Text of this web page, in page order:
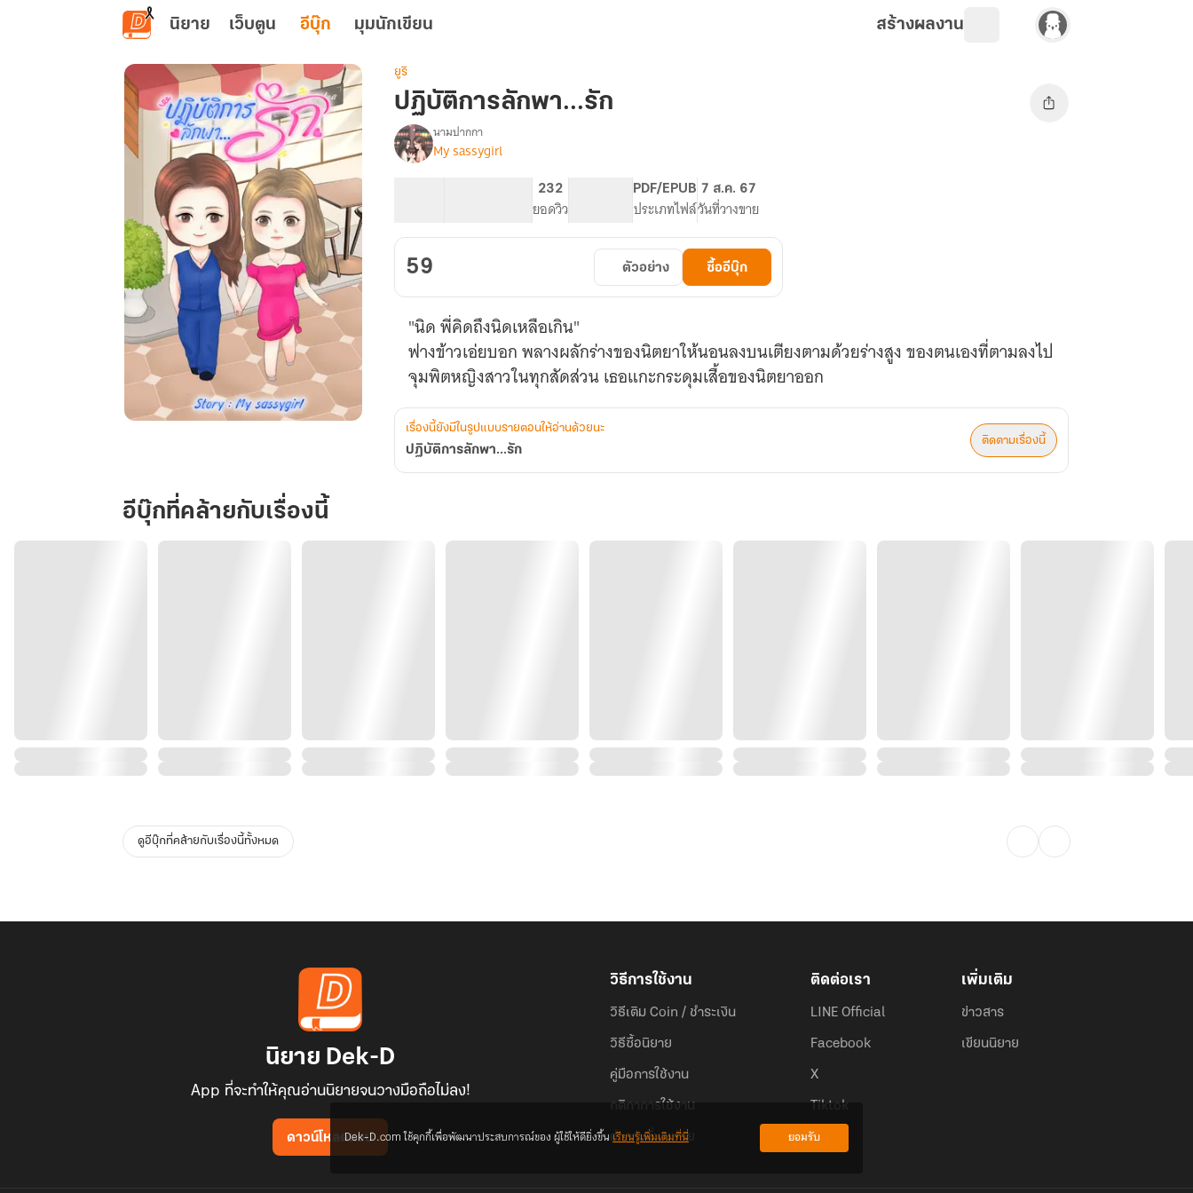
ข้ามไปยังเนื้อหาหลัก
นิยาย เว็บตูน อีบุ๊ก มุมนักเขียน สร้างผลงาน
ยูริ
ปฏิบัติการลักพา...รัก
เรื่อง
ปฏิบัติ
นามปากกา
My sassygirl
232
ยอดวิว
PDF/EPUB
ประเภทไฟล์
7 ส.ค. 67
วันที่วางขาย
59 ตัวอย่าง ซื้ออีบุ๊ก
"นิด พี่คิดถึงนิดเหลือเกิน"
ฟางข้าวเอ่ยบอก พลางผลักร่างของนิตยาให้นอนลงบนเตียงตามด้วยร่างสูง ของตนเองที่ตามลงไป
จุมพิตหญิงสาวในทุกสัดส่วน เธอแกะกระดุมเสื้อของนิตยาออก
เรื่องนี้ยังมีในรูปแบบรายตอนให้อ่านด้วยนะ
ปฏิบัติการลักพา...รัก
ติดตามเรื่องนี้
อีบุ๊กที่คล้ายกับเรื่องนี้
ดูอีบุ๊กที่คล้ายกับเรื่องนี้ทั้งหมด
นิยาย Dek-D
App ที่จะทำให้คุณอ่านนิยายจนวางมือถือไม่ลง!
ดาวน์โหลดแอป
วิธีการใช้งาน
วิธีเติม Coin / ชำระเงิน
วิธีซื้อนิยาย
คู่มือการใช้งาน
กติกาการใช้งาน
คำถามที่พบบ่อย
ติดต่อเรา
LINE Official
Facebook
X
Tiktok
เพิ่มเติม
ข่าวสาร
เขียนนิยาย
Dek-D.com ใช้คุกกี้เพื่อพัฒนาประสบการณ์ของ ผู้ใช้ให้ดียิ่งขึ้นเรียนรู้เพิ่มเติมที่นี่ ยอมรับ